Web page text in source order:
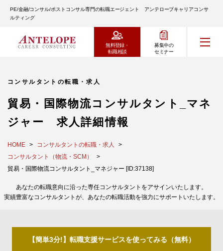
PE/金融/コンサル/ポストコンサル専門の転職エージェント アンテロープキャリアコンサ
ルティング
無料登録・
転職相談
募集中の
セミナー
コンサルタントの転職・求人
貿易・国際物流コンサルタント_マネ
ジャー 求人詳細情報
HOME
コンサルタントの転職・求人
コンサルタント（物流・SCM）
貿易・国際物流コンサルタント_マネジャー [ID:37138]
あなたの転職意向に沿った専任コンサルタントをアサインいたします。
実績豊富なコンサルタントが、あなたの転職活動を強力にサポートいたします。
【簡単3分!】転職支援サービスを使ってみる（無料）